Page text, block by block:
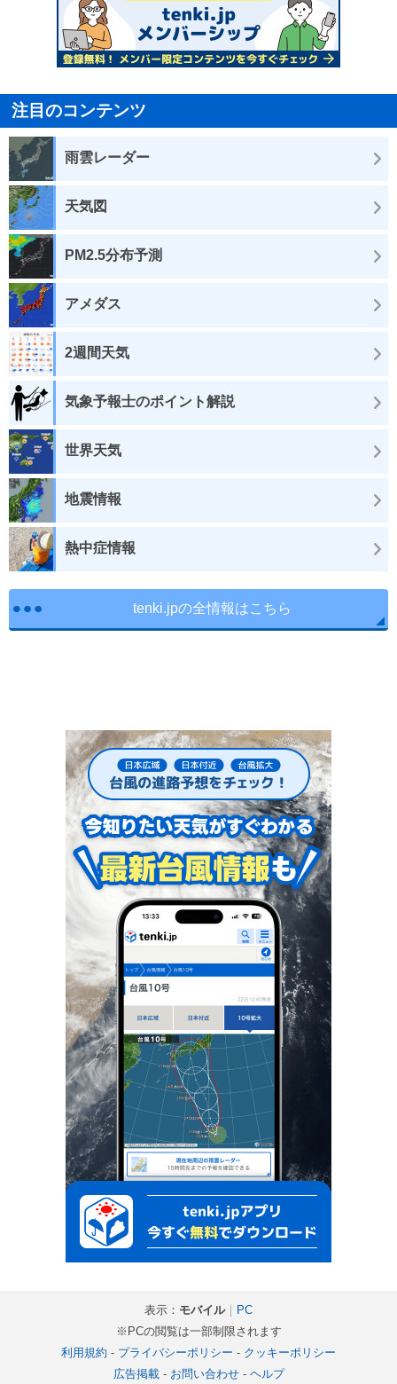
注目のコンテンツ
雨雲レーダー
天気図
PM2.5分布予測
アメダス
2週間天気
気象予報士のポイント解説
世界天気
地震情報
熱中症情報
tenki.jpの全情報はこちら
表示： モバイル｜ PC
※PCの閲覧は一部制限されます
利用規約 - プライバシーポリシー - クッキーポリシー
広告掲載- お問い合わせ- ヘルプ